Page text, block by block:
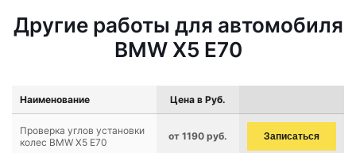
Другие работы для автомобиля
BMW X5 E70
Наименование Цена в Руб.
Проверка углов установки
колес BMW X5 E70
от 1190 руб. Записаться